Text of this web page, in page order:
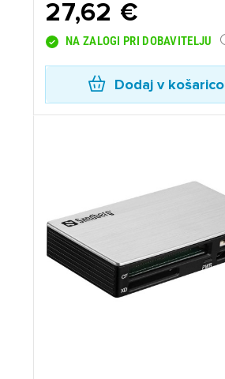
27,62 €
NA ZALOGI PRI DOBAVITELJU
Dodaj v košarico